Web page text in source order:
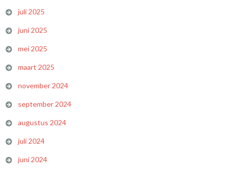
juli 2025
juni 2025
mei 2025
maart 2025
november 2024
september 2024
augustus 2024
juli 2024
juni 2024